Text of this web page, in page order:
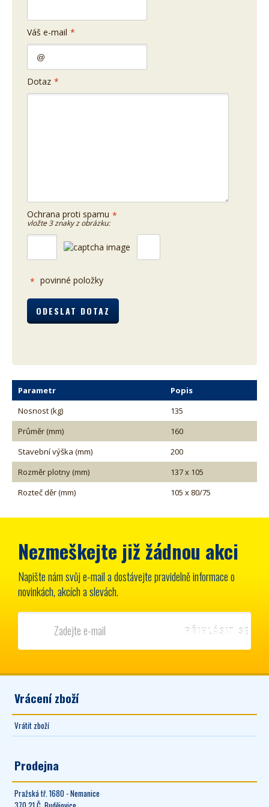
Váš e-mail *
Dotaz *
Ochrana proti spamu *
vložte 3 znaky z obrázku:
* povinné položky
Parametr
Popis
Nosnost (kg)
135
Průměr (mm)
160
Stavební výška (mm)
200
Rozměr plotny (mm)
137 x 105
Rozteč děr (mm)
105 x 80/75
Nezmeškejte již žádnou akci
Napište nám svůj e-mail a dostávejte pravidelně informace o
novinkách, akcích a slevách.
Vrácení zboží
Vrátit zboží
Prodejna
Pražská tř. 1680 - Nemanice